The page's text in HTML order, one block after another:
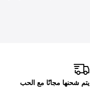
يتم شحنها مجانًا مع الحب